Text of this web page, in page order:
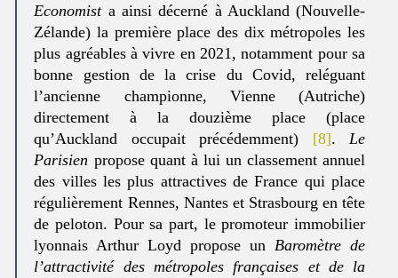
Economista ainsi décerné à Auckland (Nouvelle-
Zélande) la première place des dix métropoles les
plus agréables à vivre en 2021, notamment pour sa
bonne gestion de la crise du Covid, reléguant
l’ancienne championne, Vienne (Autriche)
directement à la douzième place (place
qu’Auckland occupait précédemment) [8].Le
Parisien propose quant à lui un classement annuel
des villes les plus attractives de France qui place
régulièrement Rennes, Nantes et Strasbourg en tête
de peloton. Pour sa part, le promoteur immobilier
lyonnais Arthur Loyd propose unBaromètre de
l’attractivité des métropoles françaises et de la